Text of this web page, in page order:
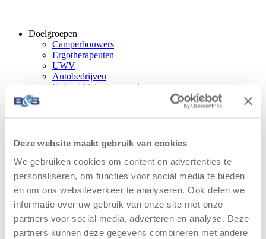
Deze website maakt gebruik van cookies
We gebruiken cookies om content en advertenties te
personaliseren, om functies voor social media te bieden
en om ons websiteverkeer te analyseren. Ook delen we
informatie over uw gebruik van onze site met onze
partners voor social media, adverteren en analyse. Deze
partners kunnen deze gegevens combineren met andere
Doelgroepen
Camperbouwers
Ergotherapeuten
UWV
Autobedrijven
Hulpmiddelenleverancier